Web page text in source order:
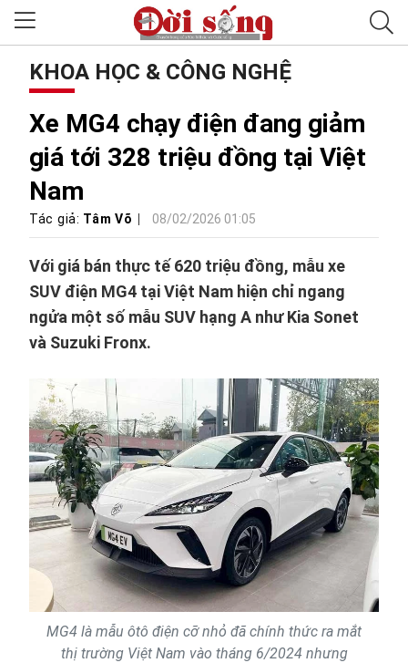
KHOA HỌC & CÔNG NGHỆ
Xe MG4 chạy điện đang giảm
giá tới 328 triệu đồng tại Việt
Nam
Tác giả: Tâm Võ 08/02/2026 01:05
Với giá bán thực tế 620 triệu đồng, mẫu xe
SUV điện MG4 tại Việt Nam hiện chỉ ngang
ngửa một số mẫu SUV hạng A như Kia Sonet
và Suzuki Fronx.
MG4 là mẫu ôtô điện cỡ nhỏ đã chính thức ra mắt
thị trường Việt Nam vào tháng 6/2024 nhưng